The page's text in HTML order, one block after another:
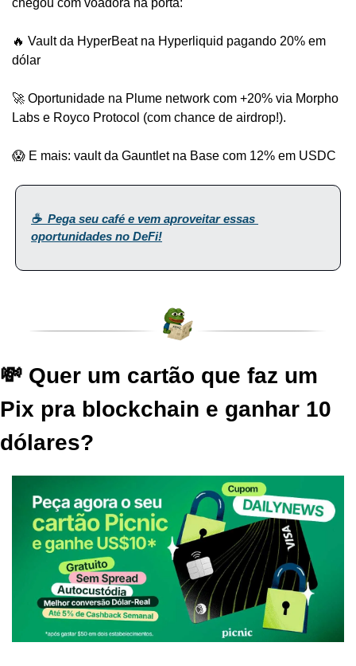
🔥 Vault da HyperBeat na Hyperliquid pagando 20% em
dólar
🚀 Oportunidade na Plume network com +20% via Morpho
Labs e Royco Protocol (com chance de airdrop!).
😱 E mais: vault da Gauntlet na Base com 12% em USDC
☕️  Pega seu café e vem aproveitar essas
oportunidades no DeFi!
💸 Quer um cartão que faz um
Pix pra blockchain e ganhar 10
dólares?